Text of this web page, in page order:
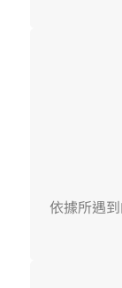
依據所遇